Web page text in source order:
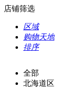
店铺筛选
区域
购物天地
排序
全部
北海道区